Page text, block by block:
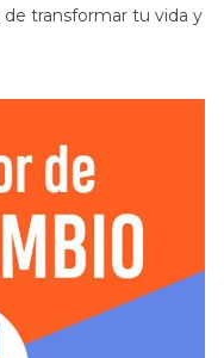
de transformar tu vida y